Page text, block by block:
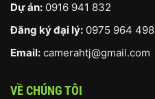
Dự án: 0916 941 832
Đăng ký đại lý: 0975 964 498
Email: camerahtj@gmail.com
VỀ CHÚNG TÔI